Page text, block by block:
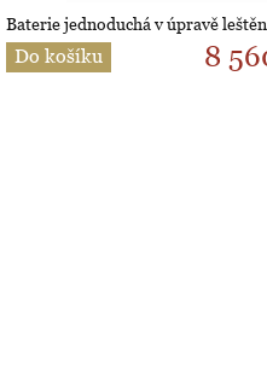
Baterie jednoduchá v úpravě
Do košíku 8